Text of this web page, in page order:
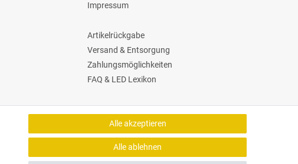
Impressum
Artikelrückgabe
Versand & Entsorgung
Zahlungsmöglichkeiten
FAQ & LED Lexikon
Alle akzeptieren
Alle ablehnen